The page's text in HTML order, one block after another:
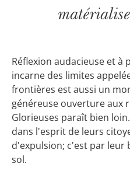
Réflexion audacieuse et
incarne des limites
frontières est aussi un
généreuse ouverture aux
Glorieuses paraît bien
dans l'esprit de leurs
d'expulsion; c'est par leur
sol.